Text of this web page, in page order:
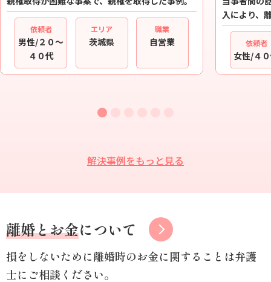
依頼者
男性/２０～
４０代
エリア
茨城県
職業
自営業
入により、
依頼者
女性/４
解決事例をもっと見る
離婚とお金について
損をしないために離婚時のお金に関することは弁護
士にご相談ください。